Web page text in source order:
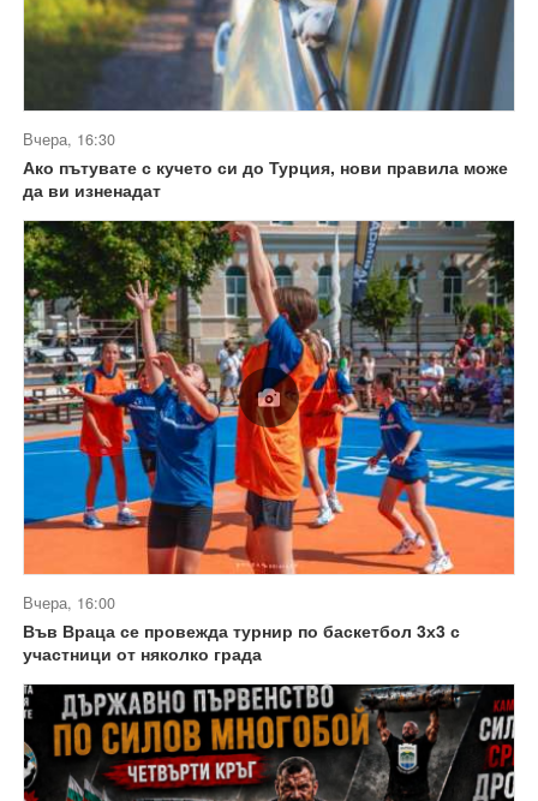
Вчера, 16:30
Ако пътувате с кучето си до Турция, нови правила може
да ви изненадат
Вчера, 16:00
Във Враца се провежда турнир по баскетбол 3х3 с
участници от няколко града